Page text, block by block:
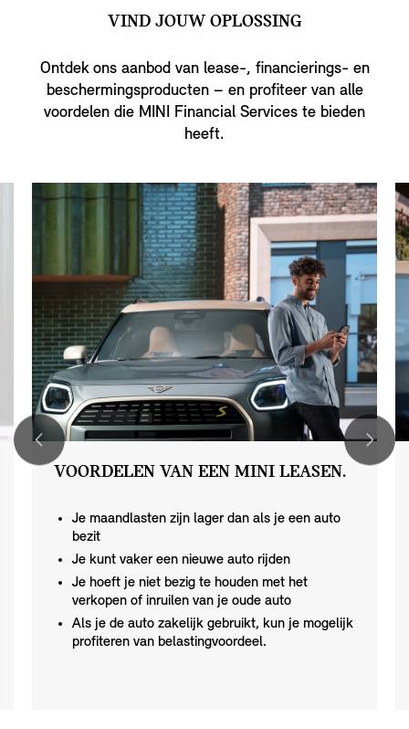
VIND JOUW OPLOSSING
Ontdek ons aanbod van lease-, financierings- en
beschermingsproducten – en profiteer van alle
voordelen die MINI Financial Services te bieden
heeft.
VOORDELEN VAN EEN MINI LEASEN.
Je maandlasten zijn lager dan als je een auto
bezit
Je kunt vaker een nieuwe auto rijden
Je hoeft je niet bezig te houden met het
verkopen of inruilen van je oude auto
Als je de auto zakelijk gebruikt, kun je mogelijk
profiteren van belastingvoordeel.